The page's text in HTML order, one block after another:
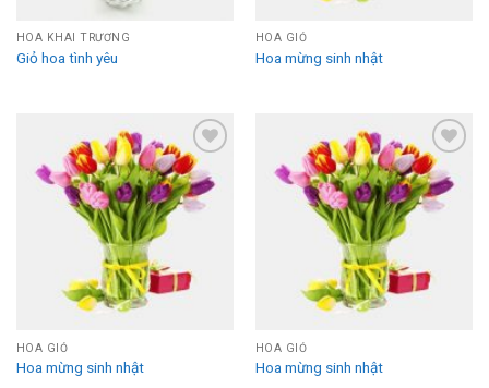
HOA KHAI TRƯƠNG
Giỏ hoa tình yêu
HOA GIỎ
Hoa mừng sinh nhật
Add to
Wishlist
HOA GIỎ
Hoa mừng sinh nhật
Add to
Wishlist
HOA GIỎ
Hoa mừng sinh nhật